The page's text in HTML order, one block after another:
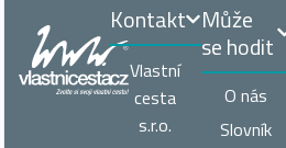
Může
se hodit
O nás
Slovník
Kontakt
Vlastní
cesta
s.r.o.